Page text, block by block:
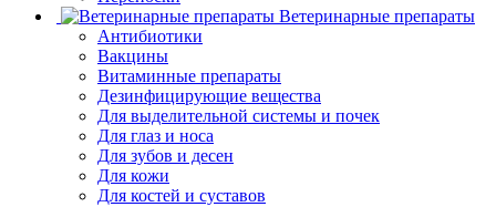
Ветеринарные препараты
Антибиотики
Вакцины
Витаминные препараты
Дезинфицирующие вещества
Для выделительной системы и почек
Для глаз и носа
Для зубов и десен
Для кожи
Для костей и суставов